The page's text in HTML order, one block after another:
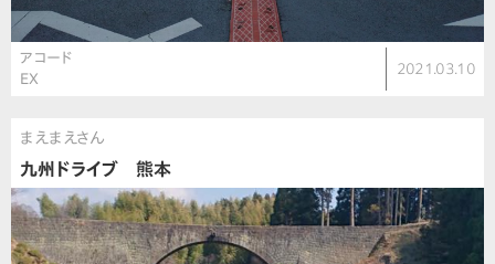
アコード
EX
2021.03.10
まえまえさん
九州ドライブ 熊本